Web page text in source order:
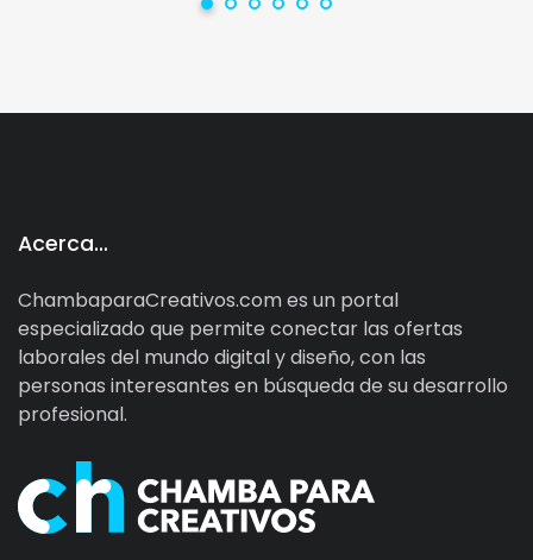
Acerca…
ChambaparaCreativos.com es un portal
especializado que permite conectar las ofertas
laborales del mundo digital y diseño, con las
personas interesantes en búsqueda de su desarrollo
profesional.